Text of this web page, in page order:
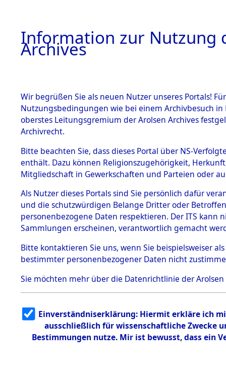
BESTÄNDE
1.
mente
5. Verschiedenes
5.3
Todesmärsche
5.3.1 Alliierte
Erhebungen
zu
Todesmärsch
en
5.3.2
g
5.3.3
Todesmärsch
von
Toter aus
Ort ihrer
0002
Information zur Nutzung
Archives
Wir begrüßen Sie als neuen Nutzer unseres Portals!
Nutzungsbedingungen wie bei einem Archivbesuch
oberstes Leitungsgremium der Arolsen Archives
Archivrecht.
Bitte beachten Sie, dass dieses Portal über NS-
enthält. Dazu können Religionszugehörigkeit,
Mitgliedschaft in Gewerkschaften und Parteien oder
Als Nutzer dieses Portals sind Sie persönlich dafür
und die schutzwürdigen Belange Dritter oder
personenbezogene Daten respektieren. Der ITS
Sammlungen erscheinen, verantwortlich gemacht
Bitte kontaktieren Sie uns, wenn Sie beispielsweiser
bestimmter personenbezogener Daten nicht
Sie möchten mehr über die Datenrichtlinie der Arolsen
Einverständniserklärung: Hiermit erkläre ich
ausschließlich für wissenschaftliche Zwecke
Bestimmungen nutze. Mir ist bewusst, dass ein